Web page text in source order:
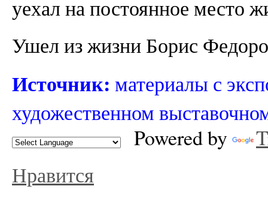
уехал на постоянное место
Ушел из жизни Борис
Источник: материалы с
художественном
Powered by
Нравится